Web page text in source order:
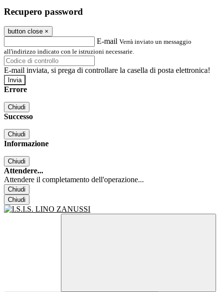
Recupero password
button close ×
E-mail Verrà inviato un messaggio
all'indirizzo indicato con le istruzioni necessarie.
E-mail inviata, si prega di controllare la casella di posta elettronica!
Errore
Chiudi
Successo
Chiudi
Informazione
Chiudi
Attendere...
Attendere il completamento dell'operazione...
Chiudi
Chiudi